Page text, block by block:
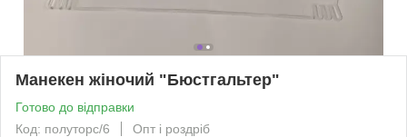
Манекен жіночий "Бюстгальтер"
Готово до відправки
Код: полуторс/6
Опт і роздріб